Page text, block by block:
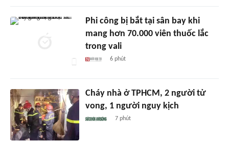
Phi công bị bắt tại sân bay khi
mang hơn 70.000 viên thuốc lắc
trong vali
6 phút
Cháy nhà ở TPHCM, 2 người tử
vong, 1 người nguy kịch
7 phút